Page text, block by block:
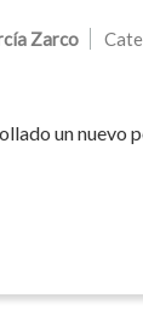
Zarco
un